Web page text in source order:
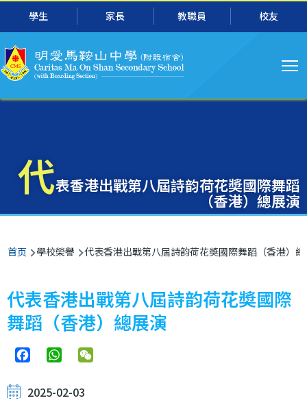
跳转到主要内容
學生 家長 教職員 校友
导
航
代表香港出戰第八屆詩韵荷花奬國際舞蹈
（香港）總展演
面
包
屑
首页 學校榮譽 代表香港出戰第八屆詩韵荷花奬國際舞蹈（香港）
代表香港出戰第八屆詩韵荷花奬國際
舞蹈（香港）總展演
FacebookWhatsApp
2025-02-03